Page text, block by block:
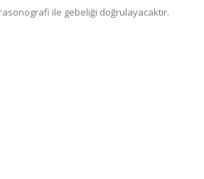
ile gebeliği doğrulayacaktır.